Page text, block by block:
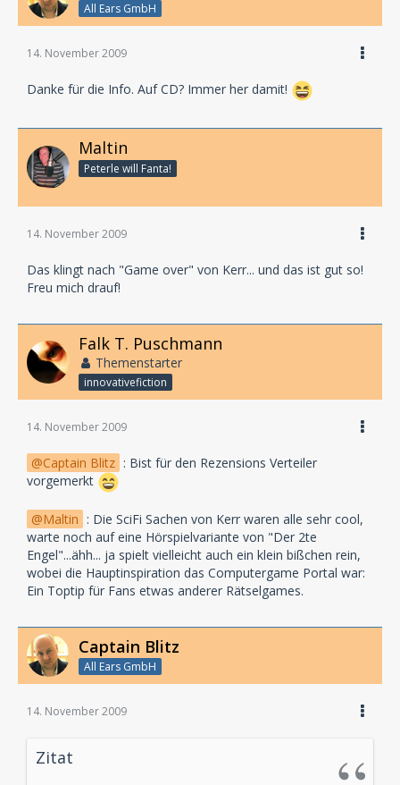
All Ears GmbH
14. November 2009
Danke für die Info. Auf CD? Immer her damit!
Maltin
Peterle will Fanta!
14. November 2009
Das klingt nach "Game over" von Kerr... und das ist gut so!
Freu mich drauf!
Falk T. Puschmann
Themenstarter
innovativefiction
14. November 2009
Captain Blitz : Bist für den Rezensions Verteiler
vorgemerkt
Maltin : Die SciFi Sachen von Kerr waren alle sehr cool,
warte noch auf eine Hörspielvariante von "Der 2te
Engel"...ähh... ja spielt vielleicht auch ein klein bißchen rein,
wobei die Hauptinspiration das Computergame Portal war:
Ein Toptip für Fans etwas anderer Rätselgames.
Captain Blitz
All Ears GmbH
14. November 2009
Zitat